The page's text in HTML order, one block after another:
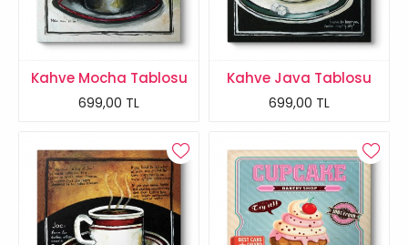
Kahve Mocha Tablosu
699,00 TL
Kahve Java Tablosu
699,00 TL